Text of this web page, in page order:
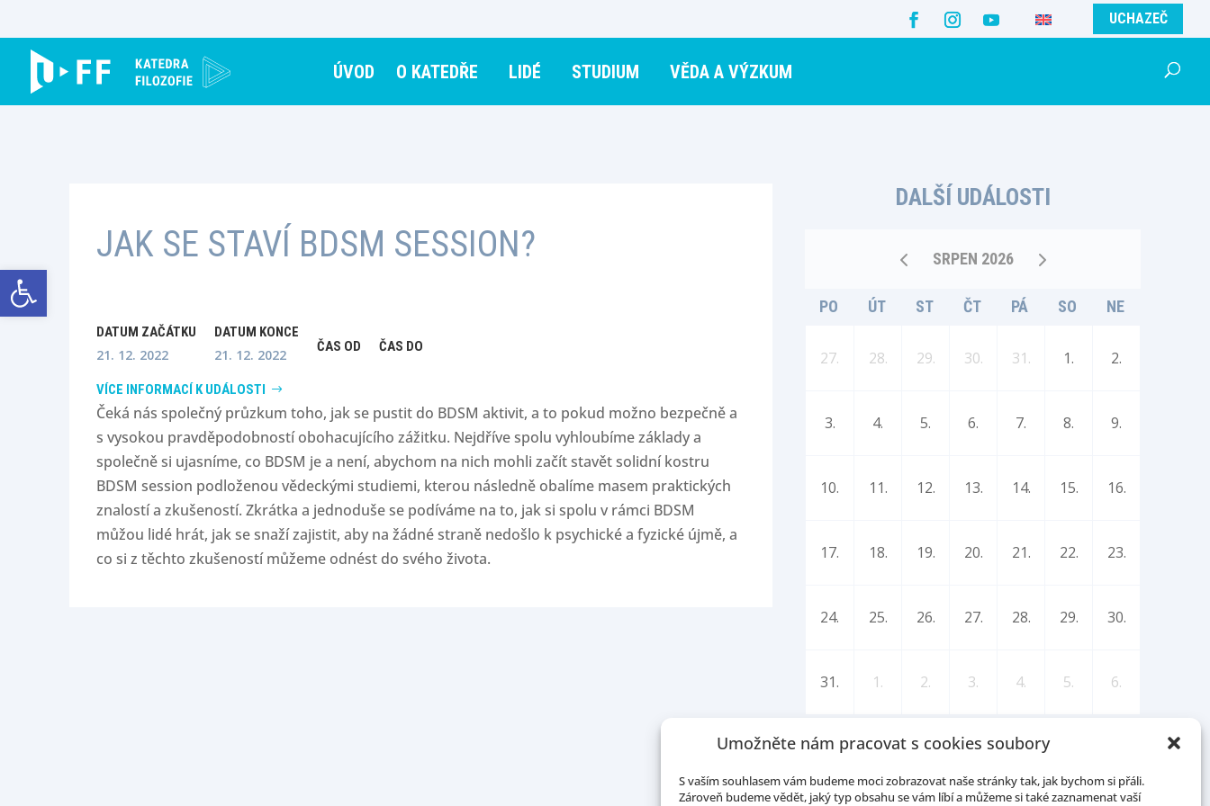
Open toolbar
content
Umožněte nám pracovat s cookies soubory
S vaším souhlasem vám budeme moci zobrazovat naše stránky tak, jak bychom si přáli.
Zároveň budeme vědět, jaký typ obsahu se vám líbí a můžeme si také zaznamenat vaší
UCHAZEČ
ÚVOD O KATEDŘE LIDÉ STUDIUM VĚDA A VÝZKUM
JAK SE STAVÍ BDSM SESSION?
DATUM ZAČÁTKU
21. 12. 2022
DATUM KONCE
21. 12. 2022 ČAS OD ČAS DO
VÍCE INFORMACÍ K UDÁLOSTI
Čeká nás společný průzkum toho, jak se pustit do BDSM aktivit, a to pokud možno bezpečně a
s vysokou pravděpodobností obohacujícího zážitku. Nejdříve spolu vyhloubíme základy a
společně si ujasníme, co BDSM je a není, abychom na nich mohli začít stavět solidní kostru
BDSM session podloženou vědeckými studiemi, kterou následně obalíme masem praktických
znalostí a zkušeností. Zkrátka a jednoduše se podíváme na to, jak si spolu v rámci BDSM
můžou lidé hrát, jak se snaží zajistit, aby na žádné straně nedošlo k psychické a fyzické újmě, a
co si z těchto zkušeností můžeme odnést do svého života.
DALŠÍ UDÁLOSTI
SRPEN 2026
PO ÚT ST ČT PÁ SO NE
27. 28. 29. 30. 31. 1. 2.
3. 4. 5. 6. 7. 8. 9.
10. 11. 12. 13. 14. 15. 16.
17. 18. 19. 20. 21. 22. 23.
24. 25. 26. 27. 28. 29. 30.
31. 1. 2. 3. 4. 5. 6.